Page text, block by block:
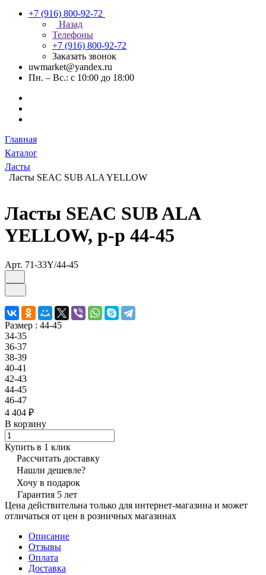
+7 (916) 800-92-72
Назад
Телефоны
+7 (916) 800-92-72
Заказать звонок
uwmarket@yandex.ru
Пн. – Вс.: с 10:00 до 18:00
Главная
Каталог
Ласты
Ласты SEAC SUB ALA YELLOW
Ласты SEAC SUB ALA
YELLOW, р-р 44-45
Арт. 71-33Y/44-45
Размер : 44-45
34-35
36-37
38-39
40-41
42-43
44-45
46-47
4 404 ₽
В корзину
Купить в 1 клик
Рассчитать доставку
Нашли дешевле?
Хочу в подарок
Гарантия 5 лет
Цена действительна только для интернет-магазина и может
отличаться от цен в розничных магазинах
Описание
Отзывы
Оплата
Доставка